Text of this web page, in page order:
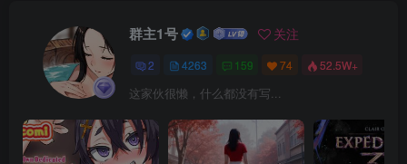
群主1号 关注
2 4263 159 74 52.5W+
这家伙很懒，什么都没有写...